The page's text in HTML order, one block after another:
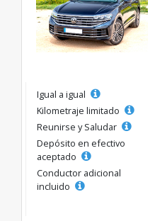
Igual a igual
Kilometraje limitado
Reunirse y Saludar
Depósito en efectivo
aceptado
Conductor adicional
incluido